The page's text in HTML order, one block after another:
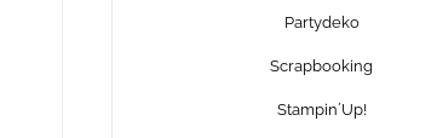
Partydeko
Scrapbooking
Stampin´Up!